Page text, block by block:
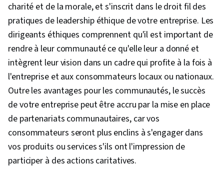
charité et de la morale, et s'inscrit dans le droit fil des
pratiques de leadership éthique de votre entreprise. Les
dirigeants éthiques comprennent qu'il est important de
rendre à leur communauté ce qu'elle leur a donné et
intègrent leur vision dans un cadre qui profite à la fois à
l'entreprise et aux consommateurs locaux ou nationaux.
Outre les avantages pour les communautés, le succès
de votre entreprise peut être accru par la mise en place
de partenariats communautaires, car vos
consommateurs seront plus enclins à s'engager dans
vos produits ou services s'ils ont l'impression de
participer à des actions caritatives.